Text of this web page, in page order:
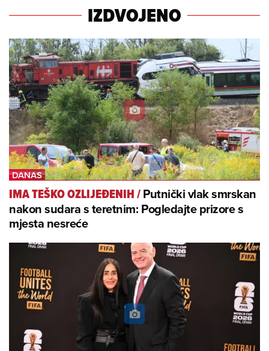
IZDVOJENO
IMA TEŠKO OZLIJEĐENIH/Putnički vlak smrskan
nakon sudara s teretnim: Pogledajte prizore s
mjesta nesreće